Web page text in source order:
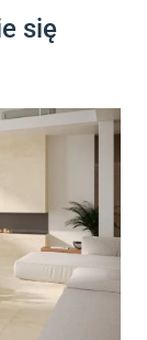
się